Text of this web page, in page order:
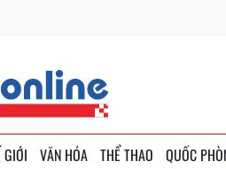
GIỚI VĂN HÓA THỂ THAO QUỐC